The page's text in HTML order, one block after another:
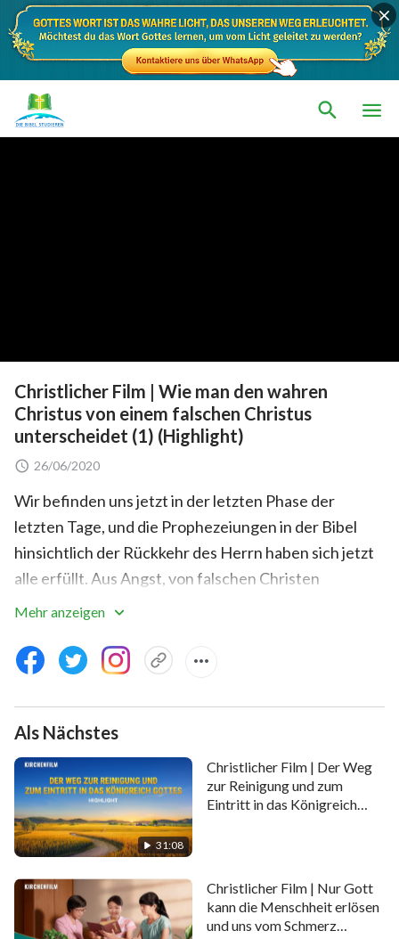
Christlicher Film | Wie man den wahren
Christus von einem falschen Christus
unterscheidet (1) (Highlight)
26/06/2020
Wir befinden uns jetzt in der letzten Phase der
letzten Tage, und die Prophezeiungen in der Bibel
hinsichtlich der Rückkehr des Herrn haben sich jetzt
alle erfüllt. Aus Angst, von falschen Christen
getäuscht zu werden, verschließen viele Menschen
jemanden hören, der bezeugt, dass der Herr
zurückgekehrt ist, begeben sie sich nicht auf die
Suche oder stellen Recherchen an, und überdies
glauben sie, dass jedwedes Predigen, das besagt,
dass der Herr im Fleisch zurückgekehrt sei, falsch und
irreführend sei. Wie sollten wir den wahren Christus
von den falschen Christen unterscheiden und die
Rückkehr des Herrn begrüßen? Finden Sie die
Antwort in diesem Video.
Mehr anzeigen
Als Nächstes
31:08
Christlicher Film | Der Weg
zur Reinigung und zum
Eintritt in das Königreich
Christlicher Film | Nur Gott
kann die Menschheit erlösen
und uns vom Schmerz